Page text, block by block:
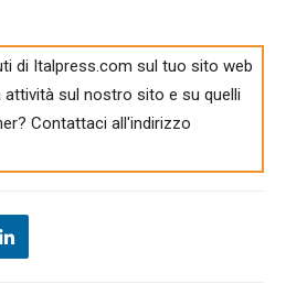
di Italpress.com sul tuo sito web
sul nostro sito e su quelli
Contattaci all'indirizzo